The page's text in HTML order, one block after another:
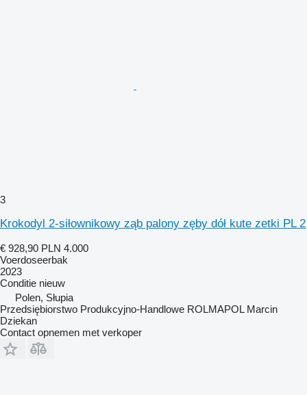
3
Krokodyl 2-siłownikowy ząb palony zęby dół kute zetki PL 2
€ 928,90 PLN 4.000
Voerdoseerbak
2023
Conditie nieuw
Polen, Słupia
Przedsiębiorstwo Produkcyjno-Handlowe ROLMAPOL Marcin
Dziekan
Contact opnemen met verkoper